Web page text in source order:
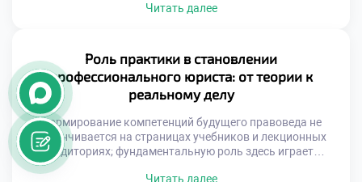
начинающим правоведам приходится решать куда более
юридической практики. Именно поэтому продуманная
учеба в техникуме сегодня неразрывно связана с
системами наставничества и карьерного трекинга,
которые открывают перед […]
Читать далее
Роль практики в становлении
профессионального юриста: от теории к
реальному делу
Формирование компетенций будущего правоведа не
заканчивается на страницах учебников и лекционных
аудиториях; фундаментальную роль здесь играет
погружение в реальную профессиональную среду.
Читать далее